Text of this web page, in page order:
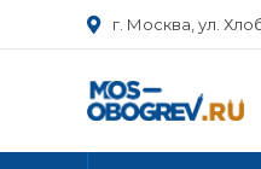
г. Москва, ул.